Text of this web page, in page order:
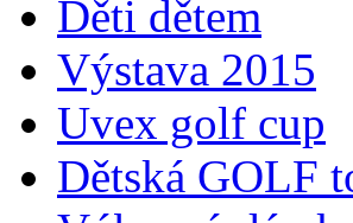
Děti dětem
Výstava 2015
Uvex golf cup
Dětská GOLF